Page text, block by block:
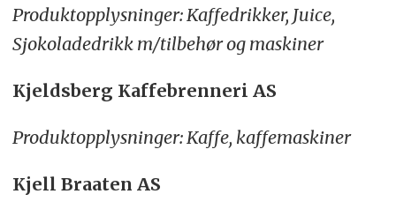
Produktopplysninger: Kaffedrikker, Juice,
Sjokoladedrikk m/tilbehør og maskiner
Kjeldsberg Kaffebrenneri AS
Produktopplysninger: Kaffe, kaffemaskiner
Kjell Braaten AS